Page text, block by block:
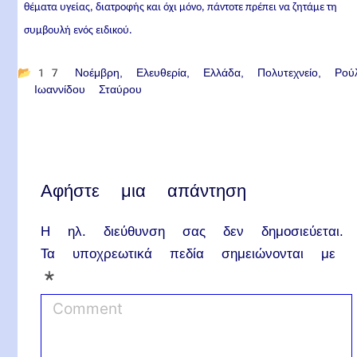
θέματα υγείας, διατροφής και όχι μόνο, πάντοτε πρέπει να ζητάμε τη
συμβουλή ενός ειδικού.
📂 17 Νοέμβρη Ελευθερία Ελλάδα Πολυτεχνείο
Ιωαννίδου Σταύρου
Αφήστε μια απάντηση
Η ηλ. διεύθυνση σας δεν δημοσιεύεται.
Τα υποχρεωτικά πεδία σημειώνονται με
*